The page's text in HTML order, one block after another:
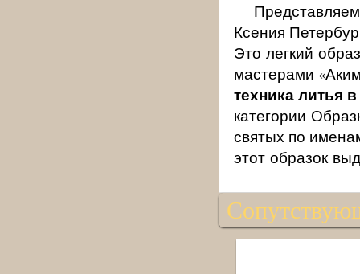
Ксения
Это легкий
мастерами
техника литья
категории
святых по
этот образок